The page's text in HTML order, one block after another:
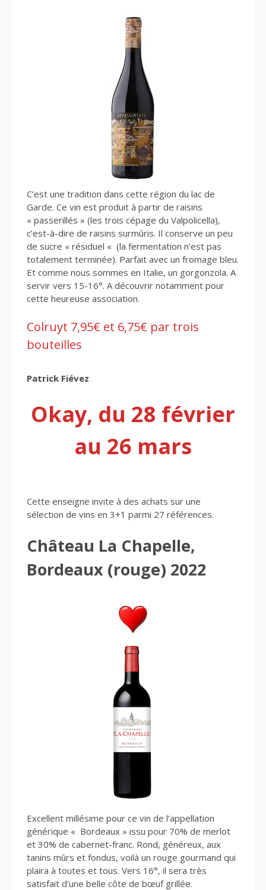
C’est une tradition dans cette région du lac de
Garde. Ce vin est produit à partir de raisins
« passerillés » (les trois cépage du Valpolicella),
c’est-à-dire de raisins surmûris. Il conserve un peu
de sucre « résiduel « (la fermentation n’est pas
totalement terminée). Parfait avec un fromage bleu.
Et comme nous sommes en Italie, un gorgonzola. A
servir vers 15-16°. A découvrir notamment pour
cette heureuse association.
Colruyt 7,95€ et 6,75€ par trois
bouteilles
Patrick Fiévez
Okay, du 28 février
au 26 mars
Cette enseigne invite à des achats sur une
sélection de vins en 3+1 parmi 27 références.
Château La Chapelle,
Bordeaux (rouge) 2022
Excellent millésime pour ce vin de l’appellation
générique « Bordeaux » issu pour 70% de merlot
et 30% de cabernet-franc. Rond, généreux, aux
tanins mûrs et fondus, voilà un rouge gourmand qui
plaira à toutes et tous. Vers 16°, il sera très
satisfait d’une belle côte de bœuf grillée.